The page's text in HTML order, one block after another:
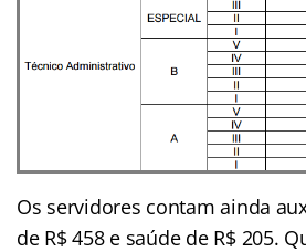
Os servidores contam ainda
de R$ 458 e saúde de R$ 205.